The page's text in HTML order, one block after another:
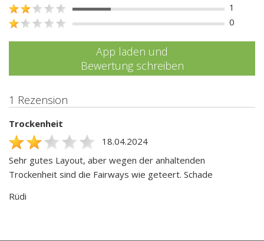
1
0
App laden und
Bewertung schreiben
1 Rezension
Trockenheit
18.04.2024
Sehr gutes Layout, aber wegen der anhaltenden
Trockenheit sind die Fairways wie geteert. Schade
Rüdi